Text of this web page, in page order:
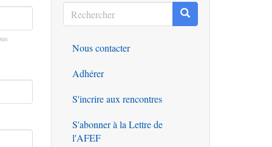
Rechercher
Rechercher Rechercher
Outils
Nous contacter
Adhérer
S'incrire aux rencontres
S'abonner à la Lettre de
l'AFEF